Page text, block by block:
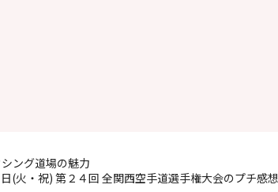
ング道場の魅力
(火・祝) 第２４回 全関西空手道選手権大会のプチ感想